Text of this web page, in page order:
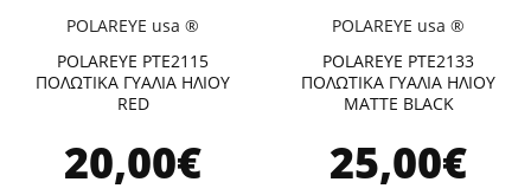
POLAREYE usa ®
POLAREYE PTE2115
ΠΟΛΩΤΙΚΑ ΓΥΑΛΙΑ ΗΛΙΟΥ
RED
20,00€
POLAREYE usa ®
POLAREYE PTE2133
ΠΟΛΩΤΙΚΑ ΓΥΑΛΙΑ ΗΛΙΟΥ
ΜΑΤΤE BLACK
25,00€